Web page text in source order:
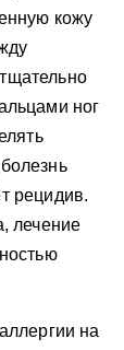
кожу
ног
рецидив.
лечение
на